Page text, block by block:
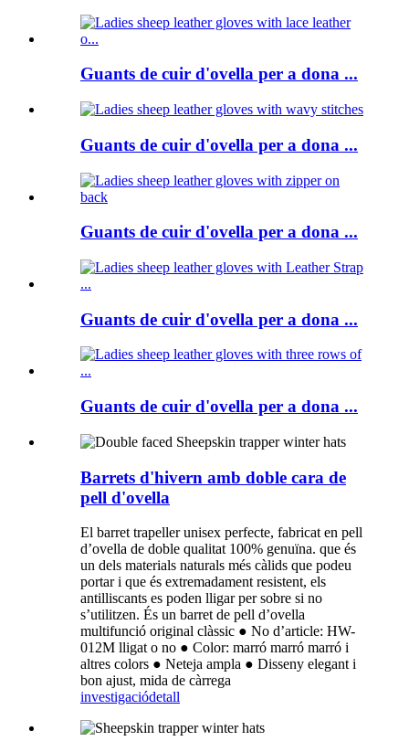
Guants de cuir d'ovella per a dona ...
Guants de cuir d'ovella per a dona ...
Guants de cuir d'ovella per a dona ...
Guants de cuir d'ovella per a dona ...
Guants de cuir d'ovella per a dona ...
Barrets d'hivern amb doble cara de
pell d'ovella
El barret trapeller unisex perfecte, fabricat en pell
d’ovella de doble qualitat 100% genuïna. que és
un dels materials naturals més càlids que podeu
portar i que és extremadament resistent, els
antilliscants es poden lligar per sobre si no
s’utilitzen. És un barret de pell d’ovella
multifunció original clàssic ● No d’article: HW-
012M lligat o no ● Color: marró marró marró i
altres colors ● Neteja ampla ● Disseny elegant i
bon ajust, mida de càrrega
investigaciódetall